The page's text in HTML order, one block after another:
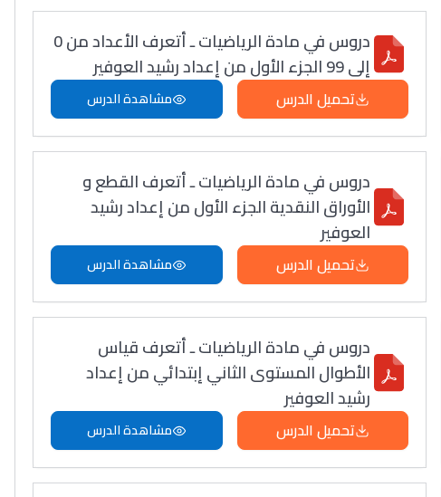
دروس في مادة الرياضيات ـ أتعرف الأعداد من 0
إلى 99 الجزء الأول من إعداد رشيد العوفير
تحميل الدرس مشاهدة الدرس
دروس في مادة الرياضيات ـ أتعرف القطع و
الأوراق النقدية الجزء الأول من إعداد رشيد
العوفير
تحميل الدرس مشاهدة الدرس
دروس في مادة الرياضيات ـ أتعرف قياس
الأطوال المستوى الثاني إبتدائي من إعداد
رشيد العوفير
تحميل الدرس مشاهدة الدرس